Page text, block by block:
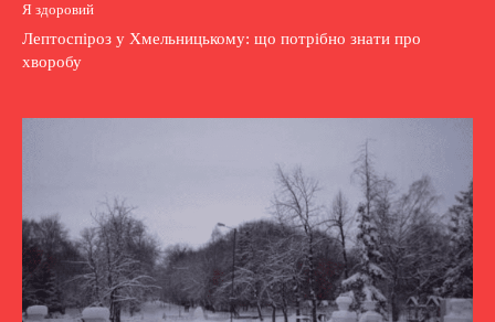
Я здоровий
Лептоспіроз у Хмельницькому: що потрібно знати про
хворобу